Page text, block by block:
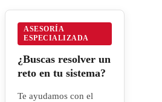
ASESORÍA
ESPECIALIZADA
¿Buscas resolver un
reto en tu sistema?
Te ayudamos con el